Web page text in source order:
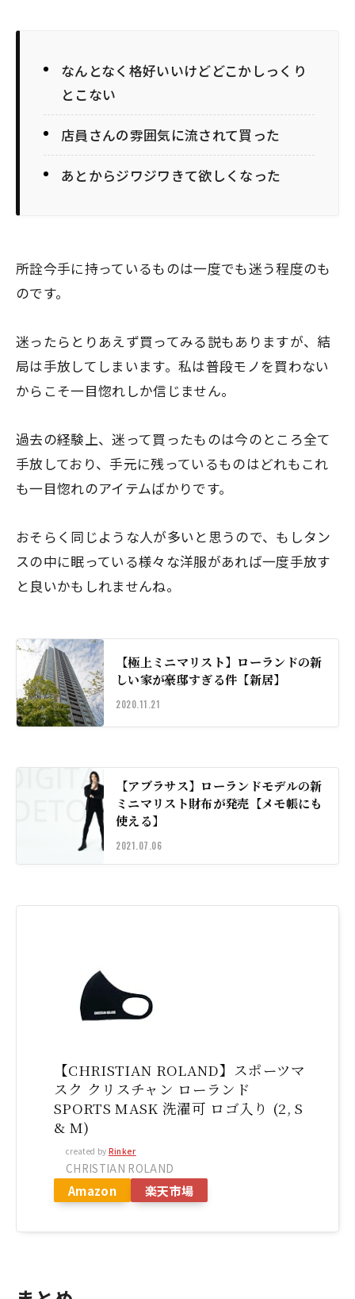
なんとなく格好いいけどどこかしっくり
とこない
店員さんの雰囲気に流されて買った
あとからジワジワきて欲しくなった
所詮今手に持っているものは一度でも迷う程度のも
のです。
迷ったらとりあえず買ってみる説もありますが、結
局は手放してしまいます。私は普段モノを買わない
からこそ一目惚れしか信じません。
過去の経験上、迷って買ったものは今のところ全て
手放しており、手元に残っているものはどれもこれ
も一目惚れのアイテムばかりです。
おそらく同じような人が多いと思うので、もしタン
スの中に眠っている様々な洋服があれば一度手放す
と良いかもしれませんね。
【極上ミニマリスト】ローランドの新
しい家が豪邸すぎる件【新居】
2020.11.21
【アブラサス】ローランドモデルの新
ミニマリスト財布が発売【メモ帳にも
使える】
2021.07.06
【CHRISTIAN ROLAND】スポーツマ
スク クリスチャン ローランド
SPORTS MASK 洗濯可 ロゴ入り (2, S
& M)
created by Rinker
CHRISTIAN ROLAND
Amazon 楽天市場